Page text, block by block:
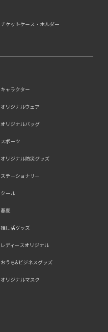
チケットケース・ホルダー
キャラクター
オリジナルウェア
オリジナルバッグ
スポーツ
オリジナル防災グッズ
ステーショナリー
クール
春夏
推し活グッズ
レディースオリジナル
おうち&ビジネスグッズ
オリジナルマスク